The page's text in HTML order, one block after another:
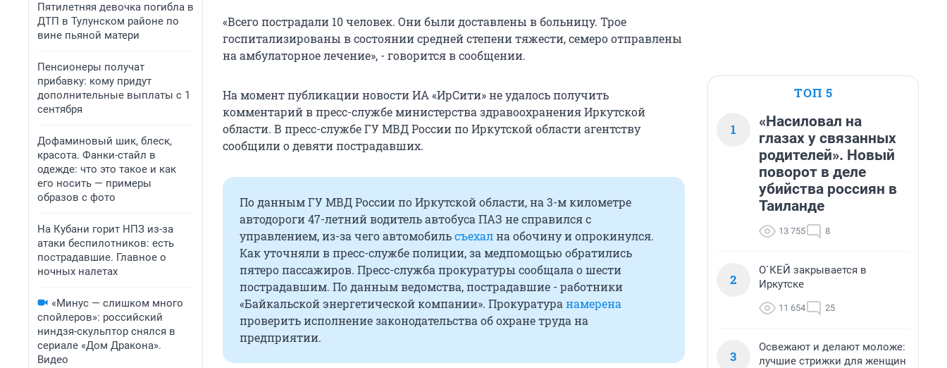
Пятилетняя девочка погибла в
ДТП в Тулунском районе по
вине пьяной матери
Пенсионеры получат
прибавку: кому придут
дополнительные выплаты с 1
сентября
Дофаминовый шик, блеск,
красота. Фанки-стайл в
одежде: что это такое и как
его носить — примеры
образов с фото
На Кубани горит НПЗ из-за
атаки беспилотников: есть
пострадавшие. Главное о
ночных налетах
«Минус — слишком много
спойлеров»: российский
ниндзя-скульптор снялся в
сериале «Дом Дракона».
Видео
«Всего пострадали 10 человек. Они были доставлены в больницу. Трое
госпитализированы в состоянии средней степени тяжести, семеро отправлены
на амбулаторное лечение», - говорится в сообщении.
На момент публикации новости ИА «ИрСити» не удалось получить
комментарий в пресс-службе министерства здравоохранения Иркутской
области. В пресс-службе ГУ МВД России по Иркутской области агентству
сообщили о девяти пострадавших.
По данным ГУ МВД России по Иркутской области, на 3-м километре
автодороги 47-летний водитель автобуса ПАЗ не справился с
управлением, из-за чего автомобильсъехална обочину и опрокинулся.
Как уточняли в пресс-службе полиции, за медпомощью обратились
пятеро пассажиров. Пресс-служба прокуратуры сообщала о шести
пострадавшим. По данным ведомства, пострадавшие - работники
«Байкальской энергетической компании». Прокуратура намерена
проверить исполнение законодательства об охране труда на
предприятии.
ТОП 5
1
«Насиловал на
глазах у связанных
родителей». Новый
поворот в деле
убийства россиян в
Таиланде
13 755 8
2
О`КЕЙ закрывается в
Иркутске
11 654 25
3
Освежают и делают моложе:
лучшие стрижки для женщин